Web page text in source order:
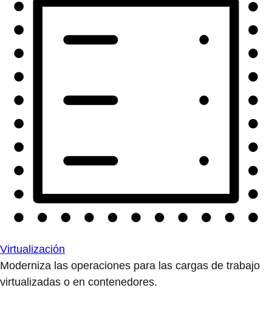
Virtualización
Moderniza las operaciones para las cargas de trabajo
virtualizadas o en contenedores.